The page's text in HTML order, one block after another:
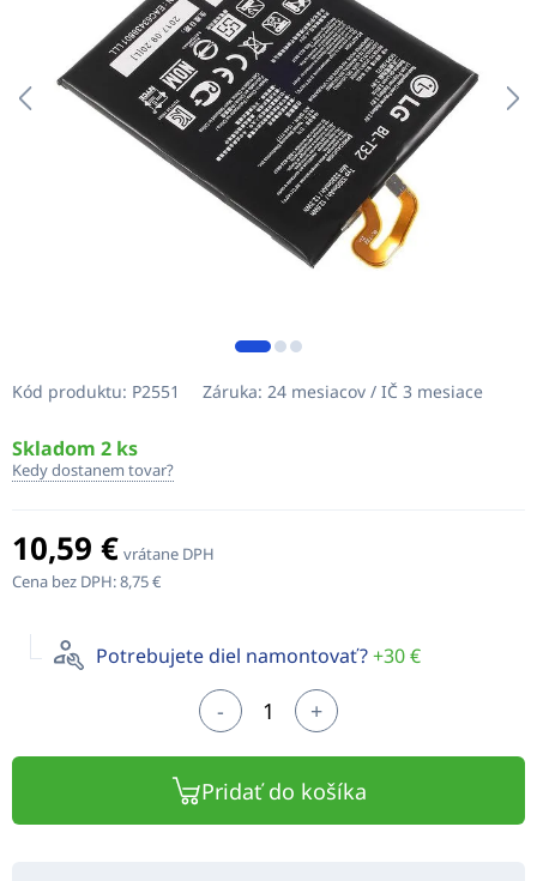
Kód produktu: P2551 Záruka: 24 mesiacov / IČ 3 mesiace
Skladom 2 ks
Kedy dostanem tovar?
10,59 € vrátane DPH
Cena bez DPH:8,75 €
Potrebujete diel namontovať?+30 €
- +
Pridať do košíka